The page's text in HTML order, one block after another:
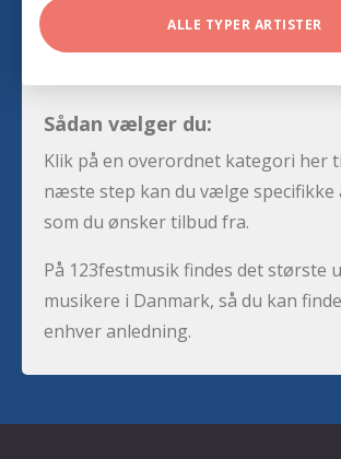
ALLE TYPER ARTISTER
Sådan vælger du:
Klik på en overordnet kategori her
næste step kan du vælge
som du ønsker tilbud fra.
På 123festmusik findes det største
musikere i Danmark, så du kan
enhver anledning.